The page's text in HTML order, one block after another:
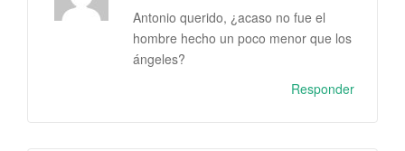
Antonio querido, ¿acaso no fue el
hombre hecho un poco menor que los
ángeles?
Responder